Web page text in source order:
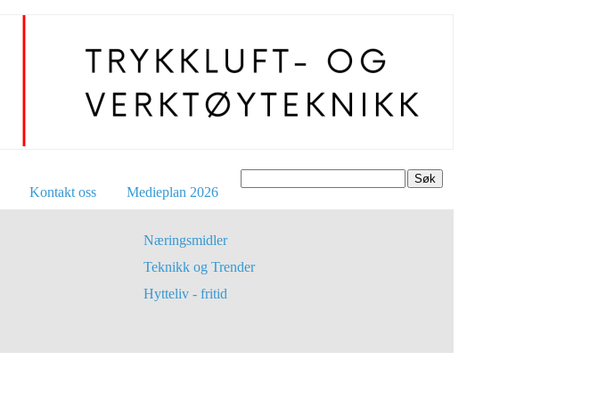
Søk
Kontakt oss Medieplan 2026
Næringsmidler
Teknikk og Trender
Hytteliv - fritid